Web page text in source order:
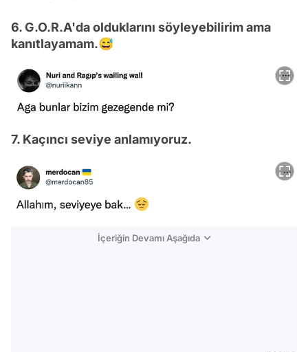
6. G.O.R.A'da olduklarını söyleyebilirim ama
kanıtlayamam.😅
7. Kaçıncı seviye anlamıyoruz.
İçeriğin Devamı Aşağıda